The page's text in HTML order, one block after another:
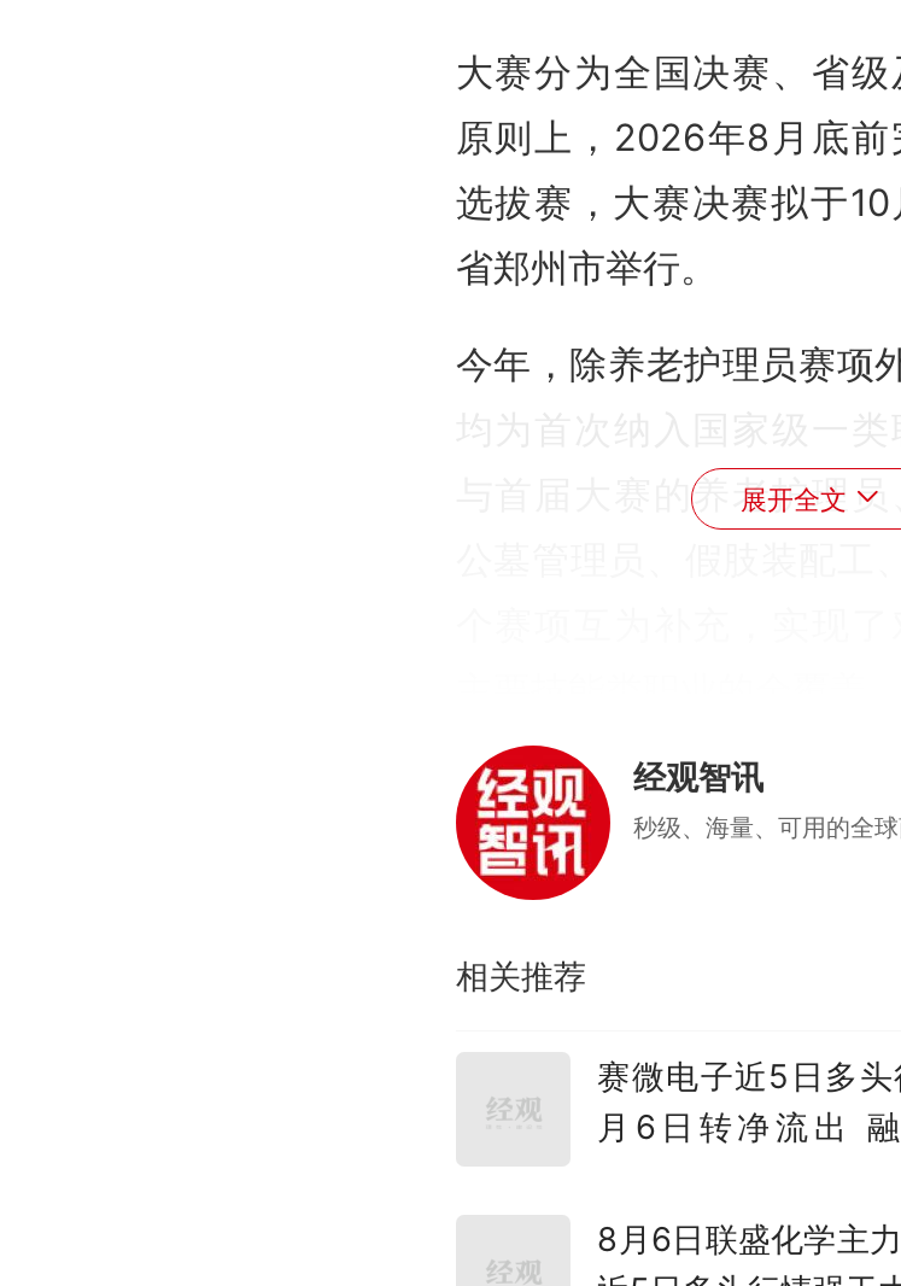
大赛分为全国决赛、省级
原则上，2026年8月底
选拔赛，大赛决赛拟于
省郑州市举行。
今年，除养老护理员赛项
与首届大赛的养老护理员
从事养老护理员、孤残儿
服务员、遗体防腐整容师
的在职职工均可报名参赛
理员赛项，鼓励民办养老
名参赛。全日制学习时
限，具有全日制学籍的在
工身份参赛。已获得“中华
技术能手”称号及已取得
展开全文
经观智讯
秒级、海量、可用的全
相关推荐
赛微电子近5日多
月6日转净流出
8月6日联盛化学主